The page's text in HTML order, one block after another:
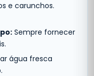
e carunchos.
Sempre fornecer
água fresca